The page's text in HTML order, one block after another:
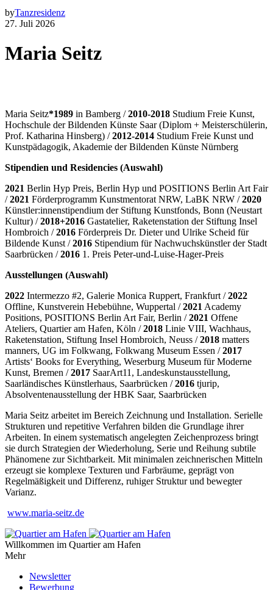
byTanzresidenz
27. Juli 2026
Maria Seitz
Maria Seitz*1989 in Bamberg /2010-2018 Studium Freie Kunst,
Hochschule der Bildenden Künste Saar (Diplom + Meisterschülerin,
Prof. Katharina Hinsberg) /2012-2014 Studium Freie Kunst und
Kunstpädagogik, Akademie der Bildenden Künste Nürnberg
Stipendien und Residencies (Auswahl)
2021 Berlin Hyp Preis, Berlin Hyp und POSITIONS Berlin Art Fair
/2021 Förderprogramm Kunstmentorat NRW, LaBK NRW /2020
Künstler:innenstipendium der Stiftung Kunstfonds, Bonn (Neustart
Kultur) /2018+2016 Gastatelier, Raketenstation der Stiftung Insel
Hombroich /2016 Förderpreis Dr. Dieter und Ulrike Scheid für
Bildende Kunst /2016 Stipendium für Nachwuchskünstler der Stadt
Saarbrücken /2016 1. Preis Peter-und-Luise-Hager-Preis
Ausstellungen (Auswahl)
2022 Intermezzo #2, Galerie Monica Ruppert, Frankfurt /2022
Offline, Kunstverein Hebebühne, Wuppertal /2021 Academy
Positions, POSITIONS Berlin Art Fair, Berlin /2021 Offene
Ateliers, Quartier am Hafen, Köln /2018 Linie VIII, Wachhaus,
Raketenstation, Stiftung Insel Hombroich, Neuss /2018 matters
manners, UG im Folkwang, Folkwang Museum Essen /2017
Artists‘ Books for Everything, Weserburg Museum für Moderne
Kunst, Bremen /2017 SaarArt11, Landeskunstausstellung,
Saarländisches Künstlerhaus, Saarbrücken /2016 tjurip,
Absolventenausstellung der HBK Saar, Saarbrücken
Maria Seitz arbeitet im Bereich Zeichnung und Installation. Serielle
Strukturen und repetitive Verfahren bilden die Grundlage ihrer
Arbeiten. In einem systematisch angelegten Zeichenprozess bringt
sie durch Strategien der Wiederholung, Serie und Reihung subtile
Phänomene zur Sichtbarkeit. Mit minimalen zeichnerischen Mitteln
erzeugt sie komplexe Texturen und Farbräume, geprägt von
Regelmäßigkeit und Differenz, ruhiger Struktur und bewegter
Varianz.
www.maria-seitz.de
Willkommen im Quartier am Hafen
Mehr
Newsletter
Bewerbung